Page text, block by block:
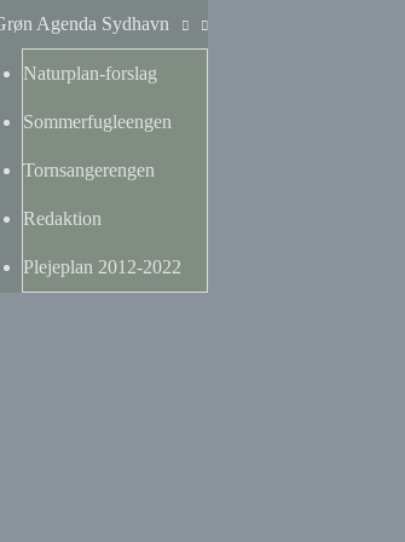
Agenda Sydhavn
Naturplan-forslag
Sommerfugleengen
Tornsangerengen
Redaktion
Plejeplan 2012-2022